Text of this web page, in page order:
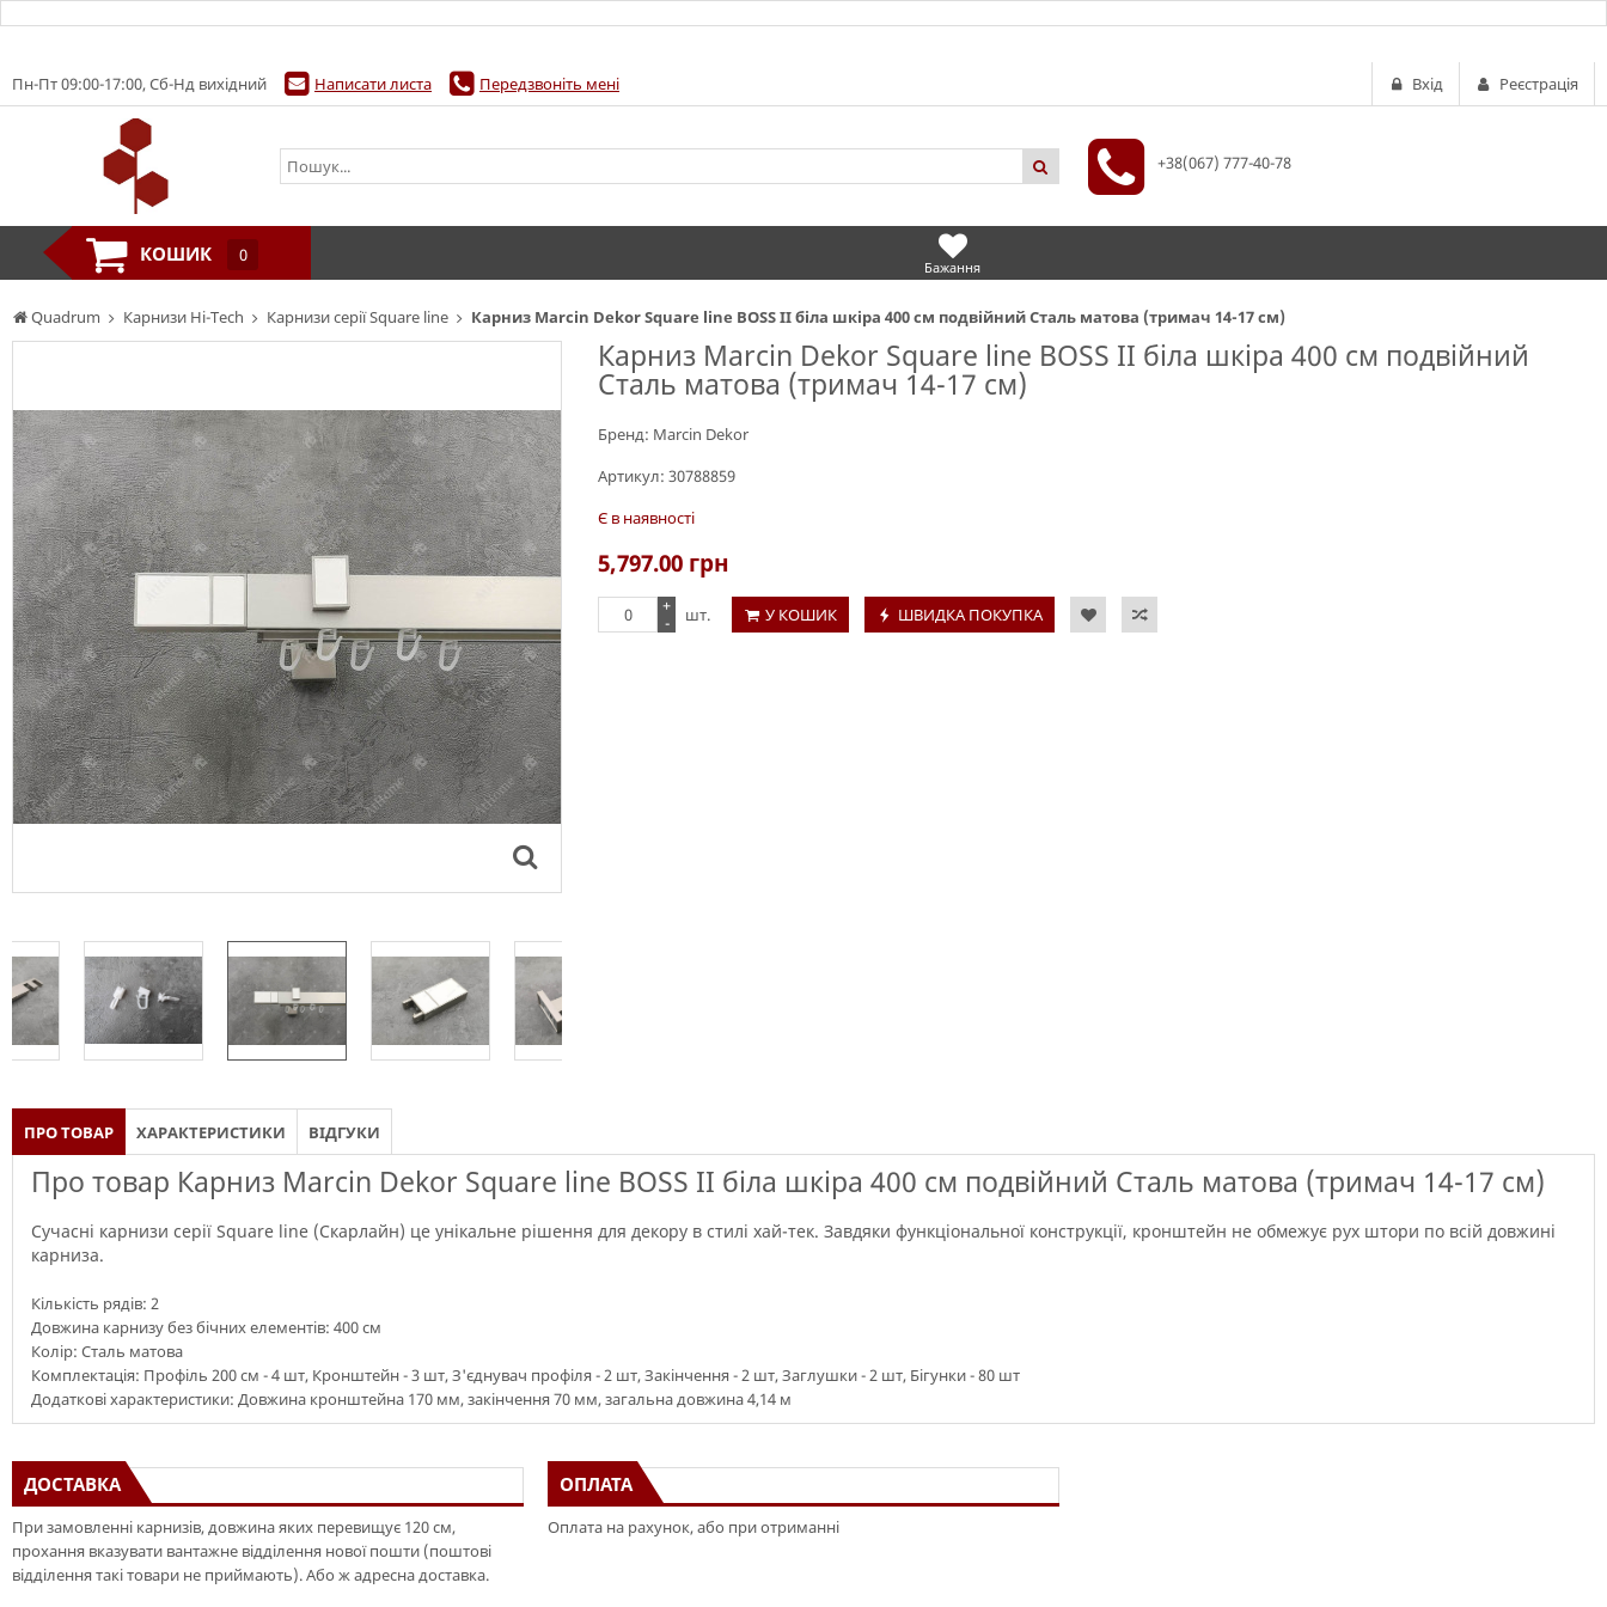
Quadrum Карнизи Hi-Tech Карнизи серії Square line Карниз Marcin Dekor Square line BOSS II біла шкіра 400 см подвійний Сталь матова (тримач 14-17 см)
Карниз Marcin Dekor Square line BOSS II біла шкіра 400 см подвійний
Сталь матова (тримач 14-17 см)
Бренд: Marcin Dekor
Артикул: 30788859
Є в наявності
5,797.00 грн
+
-
шт. У КОШИК ШВИДКА ПОКУПКА
ПРО ТОВАР ХАРАКТЕРИСТИКИ ВІДГУКИ
Про товар Карниз Marcin Dekor Square line BOSS II біла шкіра 400 см подвійний Сталь матова (тримач 14-17 см)
Сучасні карнизи серії Square line (Скарлайн) це унікальне рішення для декору в стилі хай-тек. Завдяки функціональної конструкції, кронштейн не обмежує рух штори по всій довжині
карниза.
Кількість рядів: 2
Довжина карнизу без бічних елементів: 400 см
Колір: Сталь матова
Комплектація: Профіль 200 см - 4 шт, Кронштейн - 3 шт, З'єднувач профіля - 2 шт, Закінчення - 2 шт, Заглушки - 2 шт, Бігунки - 80 шт
Додаткові характеристики: Довжина кронштейна 170 мм, закінчення 70 мм, загальна довжина 4,14 м
ДОСТАВКА
При замовленні карнизів, довжина яких перевищує 120 см,
прохання вказувати вантажне відділення нової пошти (поштові
відділення такі товари не приймають). Або ж адресна доставка.
ОПЛАТА
Оплата на рахунок, або при отриманні
Пн-Пт 09:00-17:00, Сб-Нд вихідний Написати листа Передзвоніть мені Вхід Реєстрація
+38(067) 777-40-78
КОШИК 0
Бажання